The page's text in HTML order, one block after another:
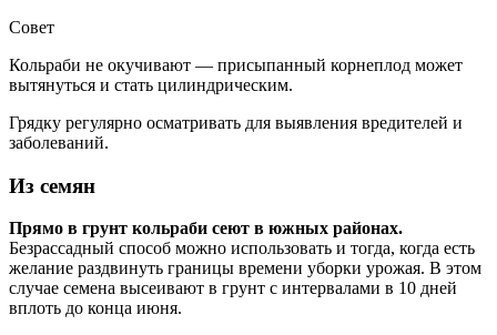
Совет
Кольраби не окучивают — присыпанный корнеплод может
вытянуться и стать цилиндрическим.
Грядку регулярно осматривать для выявления вредителей и
заболеваний.
Из семян
Прямо в грунт кольраби сеют в южных районах.
Безрассадный способ можно использовать и тогда, когда есть
желание раздвинуть границы времени уборки урожая. В этом
случае семена высеивают в грунт с интервалами в 10 дней
вплоть до конца июня.